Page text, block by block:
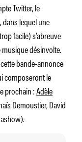
Twitter, le
lequel une
facile) s’abreuve
musique désinvolte.
bande-annonce
composeront le
prochain :Adèle
Demoustier, David